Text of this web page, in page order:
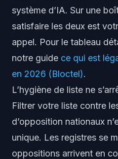
système d’IA. Sur une
satisfaire les deux est
appel. Pour le tableau
notre guide ce qui est
en 2026 (Bloctel).
L’hygiène de liste ne
Filtrer votre liste contre
d’opposition nationaux
unique. Les registres se
oppositions arrivent en